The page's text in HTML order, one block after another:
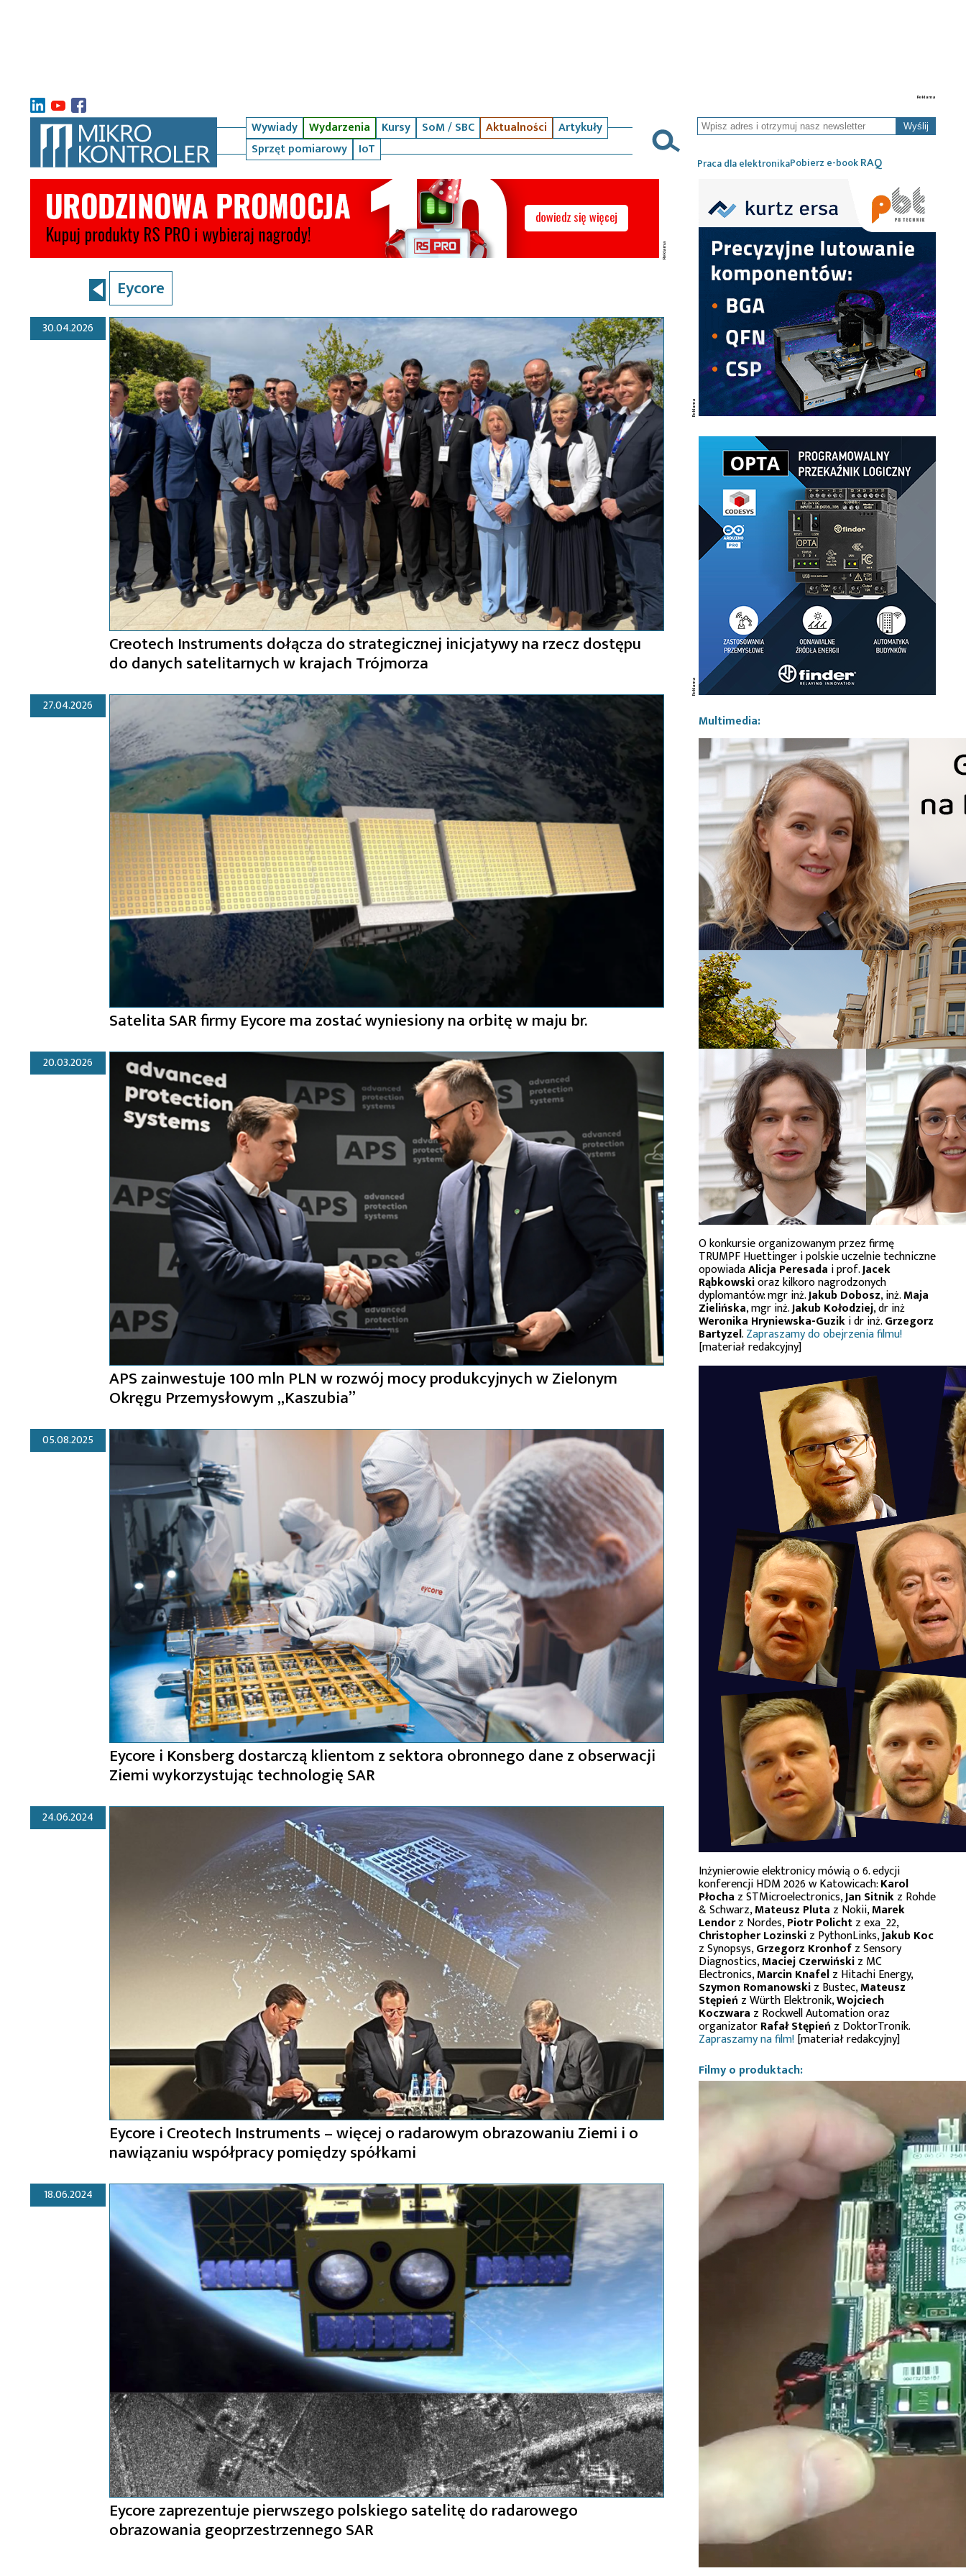
Wywiady Wydarzenia Kursy SoM / SBC Aktualności
Artykuły
Sprzęt pomiarowy
IoT
Wyślij
Praca dla elektronikaPobierz e-bookRAQ
Eycore
30.04.2026
Creotech Instruments dołącza do strategicznej inicjatywy na rzecz dostępu
do danych satelitarnych w krajach Trójmorza
27.04.2026
Satelita SAR firmy Eycore ma zostać wyniesiony na orbitę w maju br.
20.03.2026
APS zainwestuje 100 mln PLN w rozwój mocy produkcyjnych w Zielonym
Okręgu Przemysłowym „Kaszubia”
05.08.2025
Eycore i Konsberg dostarczą klientom z sektora obronnego dane z obserwacji
Ziemi wykorzystując technologię SAR
24.06.2024
Eycore i Creotech Instruments – więcej o radarowym obrazowaniu Ziemi i o
nawiązaniu współpracy pomiędzy spółkami
18.06.2024
Eycore zaprezentuje pierwszego polskiego satelitę do radarowego
obrazowania geoprzestrzennego SAR
Multimedia:
O konkursie organizowanym przez firmę
TRUMPF Huettinger i polskie uczelnie techniczne
opowiadaAlicja Peresada i prof.Jacek
Rąbkowskioraz kilkoro nagrodzonych
dyplomantów: mgr inż.Jakub Dobosz, inż.Maja
Zielińska, mgr inż.Jakub Kołodziej, dr inż
Weronika Hryniewska-Guziki dr inż.Grzegorz
Bartyzel.Zapraszamy do obejrzenia filmu!
[materiał redakcyjny]
Inżynierowie elektronicy mówią o 6. edycji
konferencji HDM 2026 w Katowicach:Karol
Płocha z STMicroelectronics,Jan Sitnikz Rohde
& Schwarz,Mateusz Pluta z Nokii,Marek
Lendorz Nordes,Piotr Polichtz exa_22,
Christopher Lozinskiz PythonLinks,Jakub Koc
z Synopsys,Grzegorz Kronhofz Sensory
Diagnostics,Maciej Czerwińskiz MC
Electronics,Marcin Knafelz Hitachi Energy,
Szymon Romanowskiz Bustec,Mateusz
Stępień z Würth Elektronik,Wojciech
Koczwara z Rockwell Automation oraz
organizatorRafał Stępień z DoktorTronik.
Zapraszamy na film![materiał redakcyjny]
Filmy o produktach: